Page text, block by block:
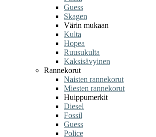
Guess
Skagen
Värin mukaan
Kulta
Hopea
Ruusukulta
Kaksisävyinen
Rannekorut
Naisten rannekorut
Miesten rannekorut
Huippumerkit
Diesel
Fossil
Guess
Police